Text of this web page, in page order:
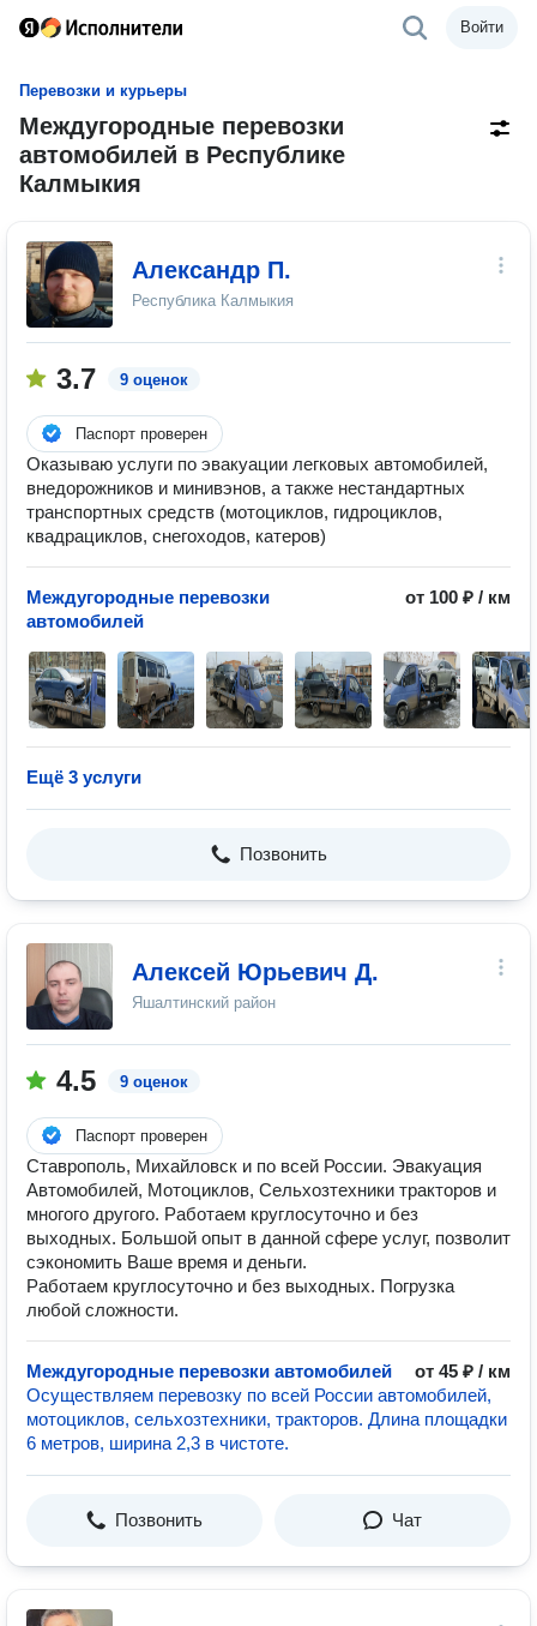
Войти
Перевозки и курьеры
Междугородные перевозки
автомобилей в Республике
Калмыкия
Александр П.
Республика Калмыкия
3.7 9 оценок
Паспорт проверен
Оказываю услуги по эвакуации легковых автомобилей,
внедорожников и минивэнов, а также нестандартных
транспортных средств (мотоциклов, гидроциклов,
квадрациклов, снегоходов, катеров)
Междугородные перевозки
автомобилей
от 100 ₽ / км
Ещё 3 услуги
Позвонить
Алексей Юрьевич Д.
Яшалтинский район
4.5 9 оценок
Паспорт проверен
Ставрополь, Михайловск и по всей России. Эвакуация
Автомобилей, Мотоциклов, Сельхозтехники тракторов и
многого другого. Работаем круглосуточно и без
выходных. Большой опыт в данной сфере услуг, позволит
сэкономить Ваше время и деньги.
Работаем круглосуточно и без выходных. Погрузка
любой сложности.
Междугородные перевозки автомобилей
от 45 ₽ / км
Осуществляем перевозку по всей России автомобилей,
мотоциклов, сельхозтехники, тракторов. Длина площадки
6 метров, ширина 2,3 в чистоте.
Позвонить Чат